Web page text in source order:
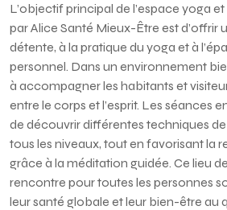
L’objectif principal de l’espace yoga
par Alice Santé Mieux-Être est d’offrir
détente, à la pratique du yoga et à
personnel. Dans un environnement
à accompagner les habitants et
entre le corps et l’esprit. Les séances
de découvrir différentes techniques
tous les niveaux, tout en favorisant la
grâce à la méditation guidée. Ce lieu
rencontre pour toutes les personnes
leur santé globale et leur bien-être au